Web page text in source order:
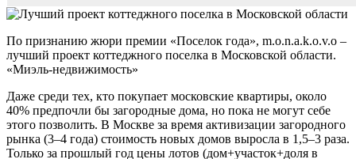
По признанию жюри премии «Поселок года», m.o.n.a.k.o.v.o –
лучший проект коттеджного поселка в Московской области.
«Миэль-недвижимость»
Даже среди тех, кто покупает московские квартиры, около
40% предпочли бы загородные дома, но пока не могут себе
этого позволить. В Москве за время активизации загородного
рынка (3–4 года) стоимость новых домов выросла в 1,5–3 раза.
Только за прошлый год цены лотов (дом+участок+доля в